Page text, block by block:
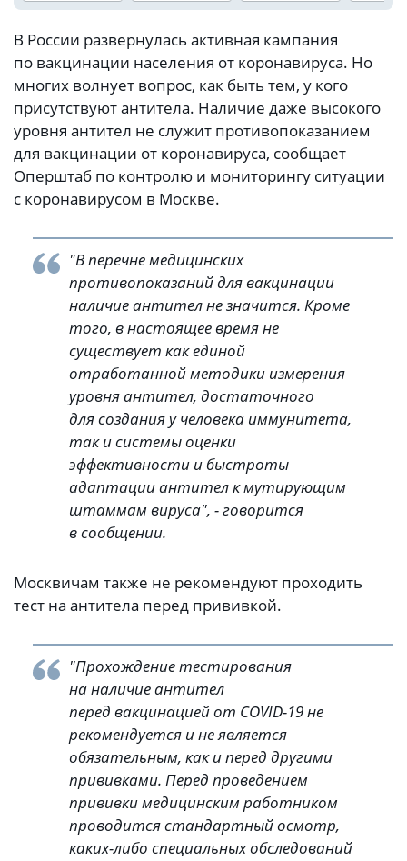
В России развернулась активная кампания
по вакцинации населения от коронавируса. Но
многих волнует вопрос, как быть тем, у кого
присутствуют антитела. Наличие даже высокого
уровня антител не служит противопоказанием
для вакцинации от коронавируса, сообщает
Оперштаб по контролю и мониторингу ситуации
с коронавирусом в Москве.
"В перечне медицинских
противопоказаний для вакцинации
наличие антител не значится. Кроме
того, в настоящее время не
существует как единой
отработанной методики измерения
уровня антител, достаточного
для создания у человека иммунитета,
так и системы оценки
эффективности и быстроты
адаптации антител к мутирующим
штаммам вируса", - говорится
в сообщении.
Москвичам также не рекомендуют проходить
тест на антитела перед прививкой.
"Прохождение тестирования
на наличие антител
перед вакцинацией от COVID-19 не
рекомендуется и не является
обязательным, как и перед другими
прививками. Перед проведением
прививки медицинским работником
проводится стандартный осмотр,
каких-либо специальных обследований